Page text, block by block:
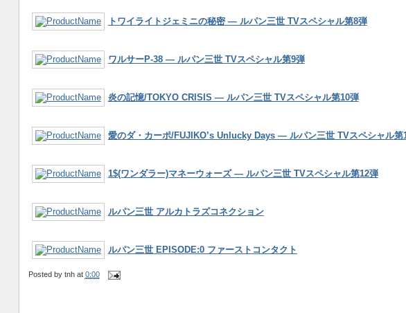
トワイライトジェミニの秘密 ― ルパン三世 TVスペシャル第8弾
ワルサーP-38 ― ルパン三世 TVスペシャル第9弾
炎の記憶/TOKYO CRISIS ― ルパン三世 TVスペシャル第10弾
愛のダ・カーポ/FUJIKO’s Unlucky Days ― ルパン三世 TVスペシャル第
1$(ワンダラー)マネーウォーズ ― ルパン三世 TVスペシャル第12弾
ルパン三世 アルカトラズコネクション
ルパン三世 EPISODE:0 ファーストコンタクト
Posted by tnh at 0:00